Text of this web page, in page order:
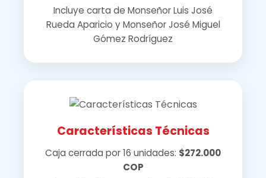
Incluye carta de Monseñor Luis José
Rueda Aparicio y Monseñor José Miguel
Gómez Rodríguez
Características Técnicas
Caja cerrada por 16 unidades: $272.000
COP